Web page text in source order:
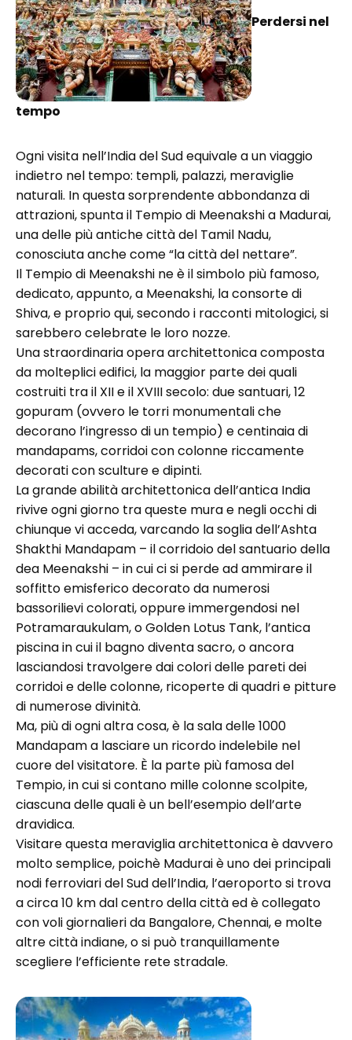
Perdersi nel
tempo
Ogni visita nell’India del Sud equivale a un viaggio
indietro nel tempo: templi, palazzi, meraviglie
naturali. In questa sorprendente abbondanza di
attrazioni, spunta il Tempio di Meenakshi a Madurai,
una delle più antiche città del Tamil Nadu,
conosciuta anche come “la città del nettare”.
Il Tempio di Meenakshi ne è il simbolo più famoso,
dedicato, appunto, a Meenakshi, la consorte di
Shiva, e proprio qui, secondo i racconti mitologici, si
sarebbero celebrate le loro nozze.
Una straordinaria opera architettonica composta
da molteplici edifici, la maggior parte dei quali
costruiti tra il XII e il XVIII secolo: due santuari, 12
gopuram (ovvero le torri monumentali che
decorano l’ingresso di un tempio) e centinaia di
mandapams, corridoi con colonne riccamente
decorati con sculture e dipinti.
La grande abilità architettonica dell’antica India
rivive ogni giorno tra queste mura e negli occhi di
chiunque vi acceda, varcando la soglia dell’Ashta
Shakthi Mandapam – il corridoio del santuario della
dea Meenakshi – in cui ci si perde ad ammirare il
soffitto emisferico decorato da numerosi
bassorilievi colorati, oppure immergendosi nel
Potramaraukulam, o Golden Lotus Tank, l’antica
piscina in cui il bagno diventa sacro, o ancora
lasciandosi travolgere dai colori delle pareti dei
corridoi e delle colonne, ricoperte di quadri e pitture
di numerose divinità.
Ma, più di ogni altra cosa, è la sala delle 1000
Mandapam a lasciare un ricordo indelebile nel
cuore del visitatore. È la parte più famosa del
Tempio, in cui si contano mille colonne scolpite,
ciascuna delle quali è un bell’esempio dell’arte
dravidica.
Visitare questa meraviglia architettonica è davvero
molto semplice, poichè Madurai è uno dei principali
nodi ferroviari del Sud dell’India, l’aeroporto si trova
a circa 10 km dal centro della città ed è collegato
con voli giornalieri da Bangalore, Chennai, e molte
altre città indiane, o si può tranquillamente
scegliere l’efficiente rete stradale.